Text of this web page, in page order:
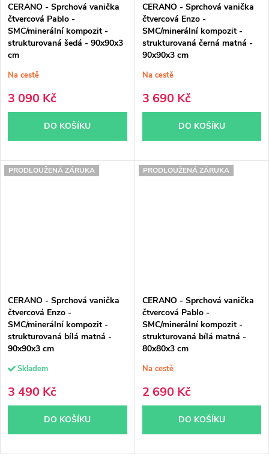
CERANO - Sprchová vanička
čtvercová Pablo -
SMC/minerální kompozit -
strukturovaná šedá - 90x90x3
cm
Na cestě
3 090 Kč
DO KOŠÍKU
CERANO - Sprchová vanička
čtvercová Enzo -
SMC/minerální kompozit -
strukturovaná černá matná -
90x90x3 cm
Na cestě
3 690 Kč
DO KOŠÍKU
PRODLOUŽENÁ ZÁRUKA
CERANO - Sprchová vanička
čtvercová Enzo -
SMC/minerální kompozit -
strukturovaná bílá matná -
90x90x3 cm
Skladem
3 490 Kč
DO KOŠÍKU
PRODLOUŽENÁ ZÁRUKA
CERANO - Sprchová vanička
čtvercová Pablo -
SMC/minerální kompozit -
strukturovaná bílá matná -
80x80x3 cm
Na cestě
2 690 Kč
DO KOŠÍKU